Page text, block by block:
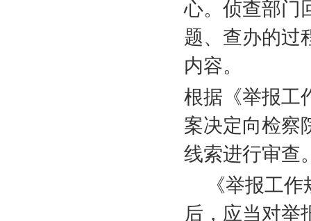
心。侦查部门
题、查办的过
内容。
根据《举报工
案决定向检察
线索进行审查
《举报工
后，应当对举